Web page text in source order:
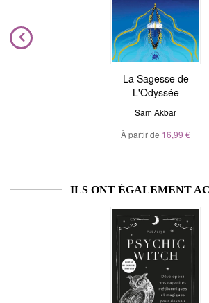
La Sagesse de
L'Odyssée
Sam Akbar
À partir de 16,99 €
ILS ONT ÉGALEMENT